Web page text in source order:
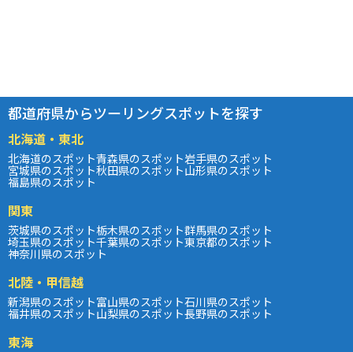
都道府県からツーリングスポットを探す
北海道・東北
北海道のスポット青森県のスポット岩手県のスポット
宮城県のスポット秋田県のスポット山形県のスポット
福島県のスポット
関東
茨城県のスポット栃木県のスポット群馬県のスポット
埼玉県のスポット千葉県のスポット東京都のスポット
神奈川県のスポット
北陸・甲信越
新潟県のスポット富山県のスポット石川県のスポット
福井県のスポット山梨県のスポット長野県のスポット
東海